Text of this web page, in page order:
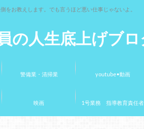
の人生底上げブロ
をお教えします。でも言うほど悪い仕事じゃないよ。
警備業・清掃業 youtube•動画
映画 1号業務 指導教育責任者